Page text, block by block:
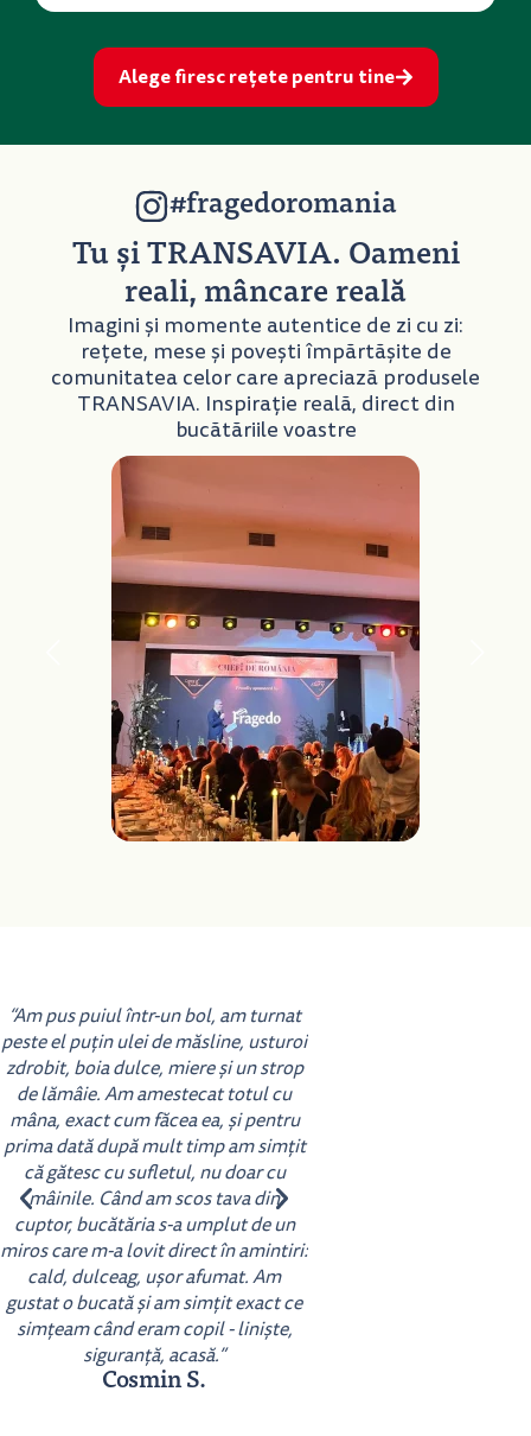
Alege firesc rețete pentru tine
#fragedoromania
Tu și TRANSAVIA. Oameni
reali, mâncare reală
Imagini și momente autentice de zi cu zi:
rețete, mese și povești împărtășite de
comunitatea celor care apreciază produsele
TRANSAVIA. Inspirație reală, direct din
bucătăriile voastre
“Am pus puiul într-un bol, am turnat
peste el puțin ulei de măsline, usturoi
zdrobit, boia dulce, miere și un strop
de lămâie. Am amestecat totul cu
mâna, exact cum făcea ea, și pentru
prima dată după mult timp am simțit
că gătesc cu sufletul, nu doar cu
mâinile. Când am scos tava din
cuptor, bucătăria s-a umplut de un
miros care m-a lovit direct în amintiri:
cald, dulceag, ușor afumat. Am
gustat o bucată și am simțit exact ce
simțeam când eram copil - liniște,
siguranță, acasă.”
Cosmin S.